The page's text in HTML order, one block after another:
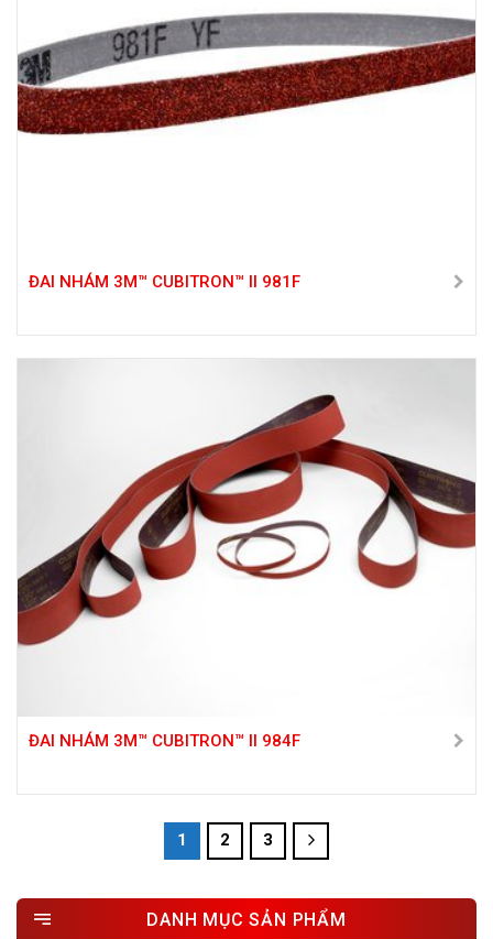
ĐAI NHÁM 3M™ CUBITRON™ II 981F
ĐAI NHÁM 3M™ CUBITRON™ II 984F
1 2 3
DANH MỤC SẢN PHẨM